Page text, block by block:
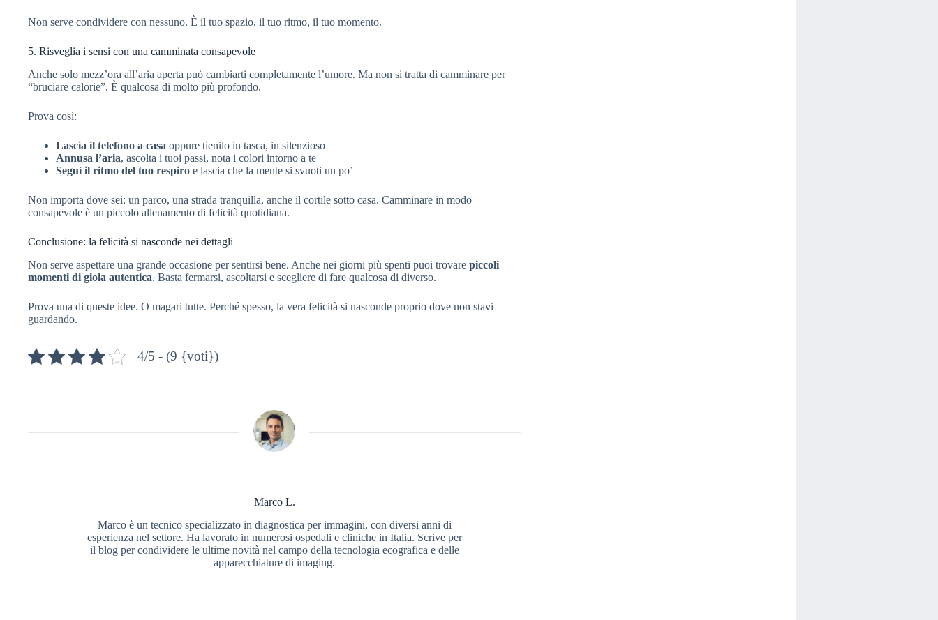
Non serve condividere con nessuno. È il tuo spazio, il tuo ritmo, il tuo momento.
5. Risveglia i sensi con una camminata consapevole
Anche solo mezz’ora all’aria aperta può cambiarti completamente l’umore. Ma non si tratta di camminare per
“bruciare calorie”. È qualcosa di molto più profondo.
Prova così:
Lascia il telefono a casa oppure tienilo in tasca, in silenzioso
Annusa l’aria, ascolta i tuoi passi, nota i colori intorno a te
Seguì il ritmo del tuo respiro e lascia che la mente si svuoti un po’
Non importa dove sei: un parco, una strada tranquilla, anche il cortile sotto casa. Camminare in modo
consapevole è un piccolo allenamento di felicità quotidiana.
Conclusione: la felicità si nasconde nei dettagli
Non serve aspettare una grande occasione per sentirsi bene. Anche nei giorni più spenti puoi trovare piccoli
momenti di gioia autentica. Basta fermarsi, ascoltarsi e scegliere di fare qualcosa di diverso.
Prova una di queste idee. O magari tutte. Perché spesso, la vera felicità si nasconde proprio dove non stavi
guardando.
4/5 - (9 {voti})
Marco L.
Marco è un tecnico specializzato in diagnostica per immagini, con diversi anni di
esperienza nel settore. Ha lavorato in numerosi ospedali e cliniche in Italia. Scrive per
il blog per condividere le ultime novità nel campo della tecnologia ecografica e delle
apparecchiature di imaging.